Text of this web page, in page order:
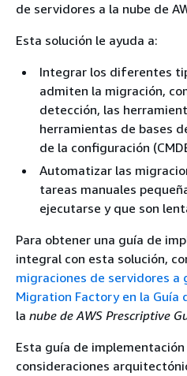
de servidores a la nube de
Esta solución le ayuda a:
Integrar los diferentes
admiten la migración,
detección, las
herramientas de bases
de la configuración
Automatizar las
tareas manuales
ejecutarse y que son
Para obtener una guía de
integral con esta solución,
migraciones de servidores a
Migration Factory en la Guía
la nube de AWS Prescriptive
Esta guía de implementación
consideraciones